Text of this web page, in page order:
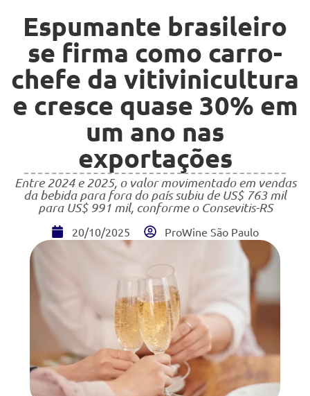
Espumante brasileiro
se firma como carro-
chefe da vitivinicultura
e cresce quase 30% em
um ano nas
exportações
Entre 2024 e 2025, o valor movimentado em vendas
da bebida para fora do país subiu de US$ 763 mil
para US$ 991 mil, conforme o Consevitis-RS
20/10/2025 ProWine São Paulo